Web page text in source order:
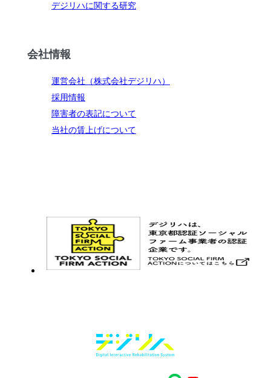
デジリハに関する研究
会社情報
運営会社（株式会社デジリハ）
採用情報
障害者の表記について
当社の賃上げについて